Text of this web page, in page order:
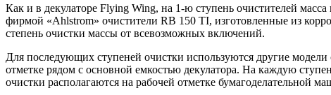
Как и в декулаторе Flying Wing, на 1-ю ступень очистителей
фирмой «Ahlstrom» очистители RB 150 TI, изготовленные из
степень очистки массы от всевозможных включений.
Для последующих ступеней очистки используются другие
отметке рядом с основной емкостью декулатора. На каждую
очистки располагаются на рабочей отметке бумагоделательной